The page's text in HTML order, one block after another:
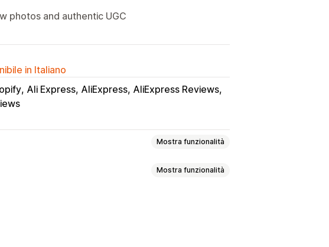
photos and authentic UGC
in Italiano
Ali Express AliExpress AliExpress Reviews
Mostra funzionalità
Mostra funzionalità